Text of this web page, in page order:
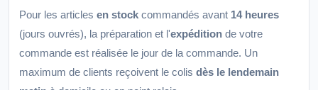
Pour les articles en stock commandés avant 14 heures
(jours ouvrés), la préparation et l'expédition de votre
commande est réalisée le jour de la commande. Un
maximum de clients reçoivent le colis dès le lendemain